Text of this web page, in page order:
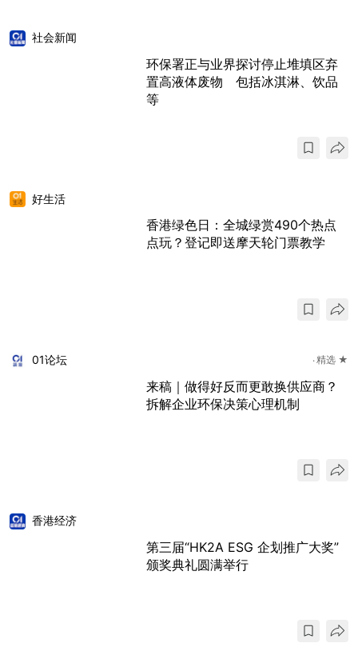
社会新闻
环保署正与业界探讨停止堆填区弃
置高液体废物 包括冰淇淋、饮品
等
好生活
香港绿色日：全城绿赏490个热点
点玩？登记即送摩天轮门票教学
01论坛 精选 ★
来稿｜做得好反而更敢换供应商？
拆解企业环保决策心理机制
香港经济
第三届“HK2A ESG 企划推广大奖”
颁奖典礼圆满举行